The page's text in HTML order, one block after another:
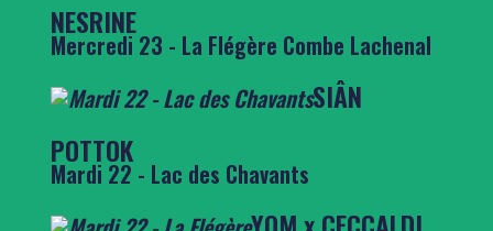
NESRINE
Mercredi 23 - La Flégère Combe Lachenal
SIÂN
POTTOK
Mardi 22 - Lac des Chavants